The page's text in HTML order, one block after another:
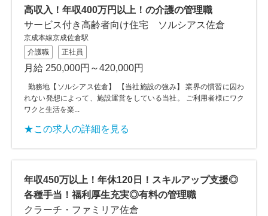
高収入！年収400万円以上！の介護の管理職
サービス付き高齢者向け住宅 ソルシアス佐倉
京成本線京成佐倉駅
介護職
正社員
月給 250,000円～420,000円
勤務地【ソルシアス佐倉】 【当社施設の強み】 業界の慣習に囚わ
れない発想によって、施設運営をしている当社。 ご利用者様にワク
ワクと生活を楽...
★この求人の詳細を見る
年収450万以上！年休120日！スキルアップ支援◎
各種手当！福利厚生充実◎有料の管理職
クラーチ・ファミリア佐倉